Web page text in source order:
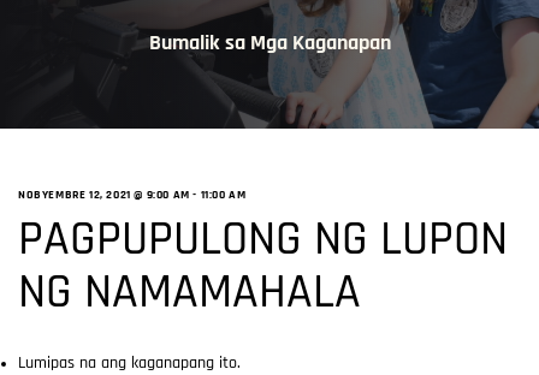
Bumalik sa Mga Kaganapan
NOBYEMBRE 12, 2021 @ 9:00 AM - 11:00 AM
PAGPUPULONG NG LUPON
NG NAMAMAHALA
Lumipas na ang kaganapang ito.